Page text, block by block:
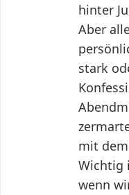
hinter
Aber
stark
mit dem
Wichtig
wenn